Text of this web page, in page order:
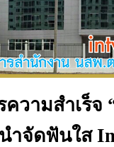
วามสำเร็จ
ำจัดฟันใส